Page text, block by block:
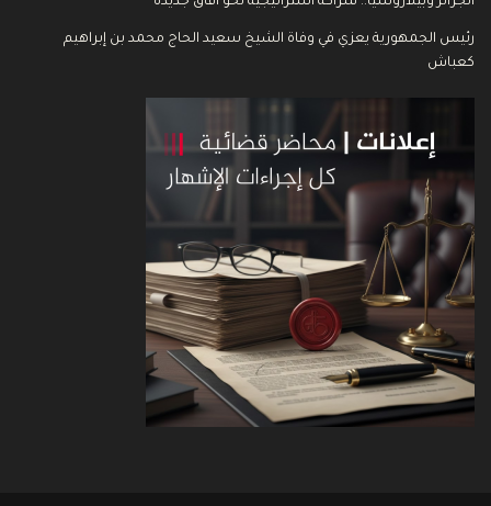
رئيس الجمهورية يعزي في وفاة الشيخ سعيد الحاج محمد بن إبراهيم
كعباش